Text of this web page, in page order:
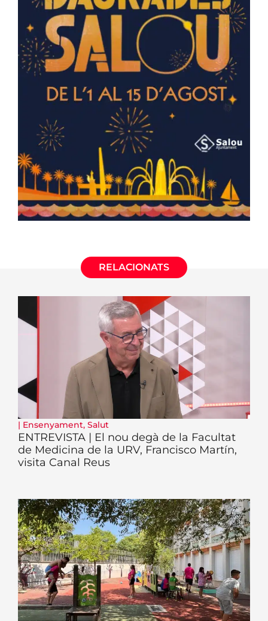
RELACIONATS
| Ensenyament, Salut
ENTREVISTA | El nou degà de la Facultat
de Medicina de la URV, Francisco Martín,
visita Canal Reus